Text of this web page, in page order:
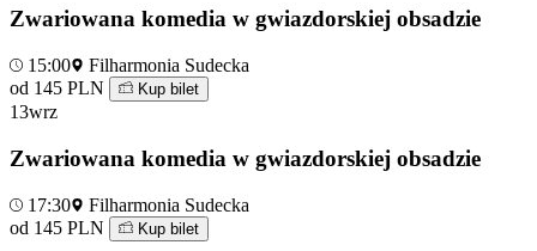
Zwariowana komedia w gwiazdorskiej obsadzie
15:00
Filharmonia Sudecka
od 145 PLN
Kup bilet
13wrz
Zwariowana komedia w gwiazdorskiej obsadzie
17:30
Filharmonia Sudecka
od 145 PLN
Kup bilet